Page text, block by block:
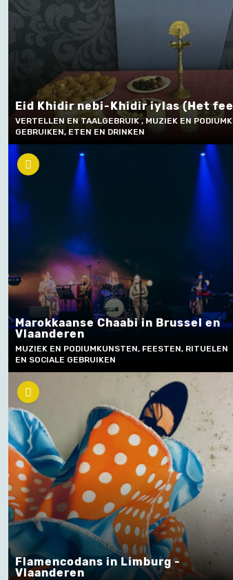
Eid Khidir nebi-Khidir iylas (Het
VERTELLEN EN TAALGEBRUIK , MUZIEK EN
GEBRUIKEN, ETEN EN DRINKEN
Marokkaanse Chaabi in Brussel en
Vlaanderen
MUZIEK EN PODIUMKUNSTEN, FEESTEN, RITUELEN
EN SOCIALE GEBRUIKEN
Flamencodans in Limburg -
Vlaanderen